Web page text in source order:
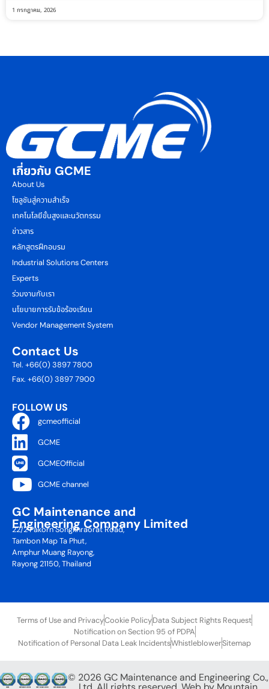
1 กรกฎาคม, 2026
เกี่ยวกับ GCME
About Us
โซลูชันสู่ความสำเร็จ
เทคโนโลยีขั้นสูงและนวัตกรรม
ข่าวสาร
หลักสูตรฝึกอบรม
Industrial Solutions Centers
Experts
ร่วมงานกับเรา
นโยบายการรับข้อร้องเรียน
Vendor Management System
Contact Us
Tel. +66(0) 3897 7800
Fax. +66(0) 3897 7900
FOLLOW US
gcmeofficial
GCME
GCMEOfficial
GCME channel
GC Maintenance and
Engineering Company Limited
22/2 Pakorn Songkhraorat Road,
Tambon Map Ta Phut,
Amphur Muang Rayong,
Rayong 21150, Thailand
Terms of Use and PrivacyCookie PolicyData Subject Rights Request
Notification on Section 95 of PDPA
Notification of Personal Data Leak IncidentsWhistleblowerSitemap
© 2026 GC Maintenance and Engineering Co.,